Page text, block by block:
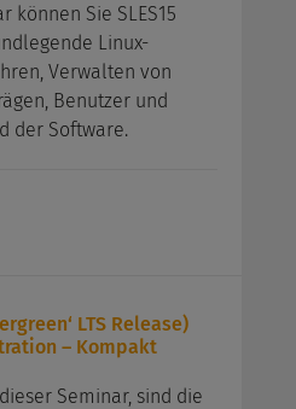
können Sie SLES15
Linux-
Verwalten von
Benutzer und
der Software.
LTS Release)
– Kompakt
Seminar, sind die